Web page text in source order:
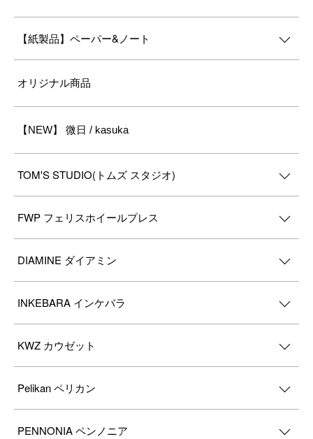
【紙製品】ペーパー&ノート
オリジナル商品
【NEW】 微日 / kasuka
TOM'S STUDIO(トムズ スタジオ)
FWP フェリスホイールプレス
DIAMINE ダイアミン
INKEBARA インケバラ
KWZ カウゼット
Pelikan ペリカン
PENNONIA ペンノニア